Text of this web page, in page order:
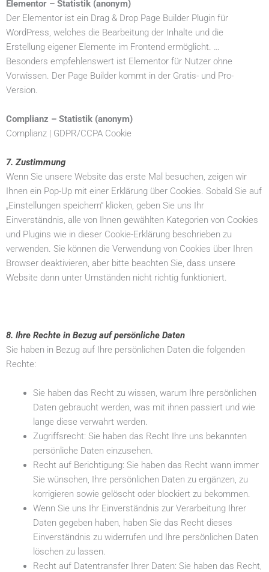
Elementor – Statistik (anonym)
Der Elementor ist ein Drag & Drop Page Builder Plugin für
WordPress, welches die Bearbeitung der Inhalte und die
Erstellung eigener Elemente im Frontend ermöglicht. …
Besonders empfehlenswert ist Elementor für Nutzer ohne
Vorwissen. Der Page Builder kommt in der Gratis- und Pro-
Version.
Complianz – Statistik (anonym)
Complianz | GDPR/CCPA Cookie
7. Zustimmung
Wenn Sie unsere Website das erste Mal besuchen, zeigen wir
Ihnen ein Pop-Up mit einer Erklärung über Cookies. Sobald Sie auf
„Einstellungen speichern“ klicken, geben Sie uns Ihr
Einverständnis, alle von Ihnen gewählten Kategorien von Cookies
und Plugins wie in dieser Cookie-Erklärung beschrieben zu
verwenden. Sie können die Verwendung von Cookies über Ihren
Browser deaktivieren, aber bitte beachten Sie, dass unsere
Website dann unter Umständen nicht richtig funktioniert.
8. Ihre Rechte in Bezug auf persönliche Daten
Sie haben in Bezug auf Ihre persönlichen Daten die folgenden
Rechte:
Sie haben das Recht zu wissen, warum Ihre persönlichen
Daten gebraucht werden, was mit ihnen passiert und wie
lange diese verwahrt werden.
Zugriffsrecht: Sie haben das Recht Ihre uns bekannten
persönliche Daten einzusehen.
Recht auf Berichtigung: Sie haben das Recht wann immer
Sie wünschen, Ihre persönlichen Daten zu ergänzen, zu
korrigieren sowie gelöscht oder blockiert zu bekommen.
Wenn Sie uns Ihr Einverständnis zur Verarbeitung Ihrer
Daten gegeben haben, haben Sie das Recht dieses
Einverständnis zu widerrufen und Ihre persönlichen Daten
löschen zu lassen.
Recht auf Datentransfer Ihrer Daten: Sie haben das Recht,